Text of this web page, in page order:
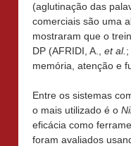
(aglutinação das
comerciais são uma
mostraram que o
DP (AFRIDI, A., et al. ;
memória, atenção e
Entre os sistemas
o mais utilizado é o
eficácia como
foram avaliados